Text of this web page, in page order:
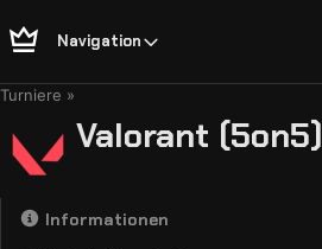
Navigation
Turniere
Valorant (5on5)
Informationen